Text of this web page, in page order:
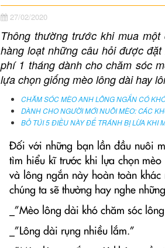
27/02/2020
Thông thường trước khi mua
hàng loạt những câu hỏi được
phí 1 tháng dành cho chăm sóc
lựa chọn giống mèo lông dài hay
CHĂM SÓC MÈO ANH LÔNG NGẮN CÓ
DÀNH CHO NGƯỜI MỚI NUÔI MÈO: CÁC
BỎ TÚI 5 ĐIỀU NÀY ĐỂ TRÁNH BỊ LỪA KHI
Đối với những bạn lần đầu nuôi
tìm hiểu kĩ trước khi lựa chọn
và lông ngắn này hoàn toàn
chúng ta sẽ thường hay nghe
_”Mèo lông dài khó chăm sóc
_”Lông dài rụng nhiều lắm.”